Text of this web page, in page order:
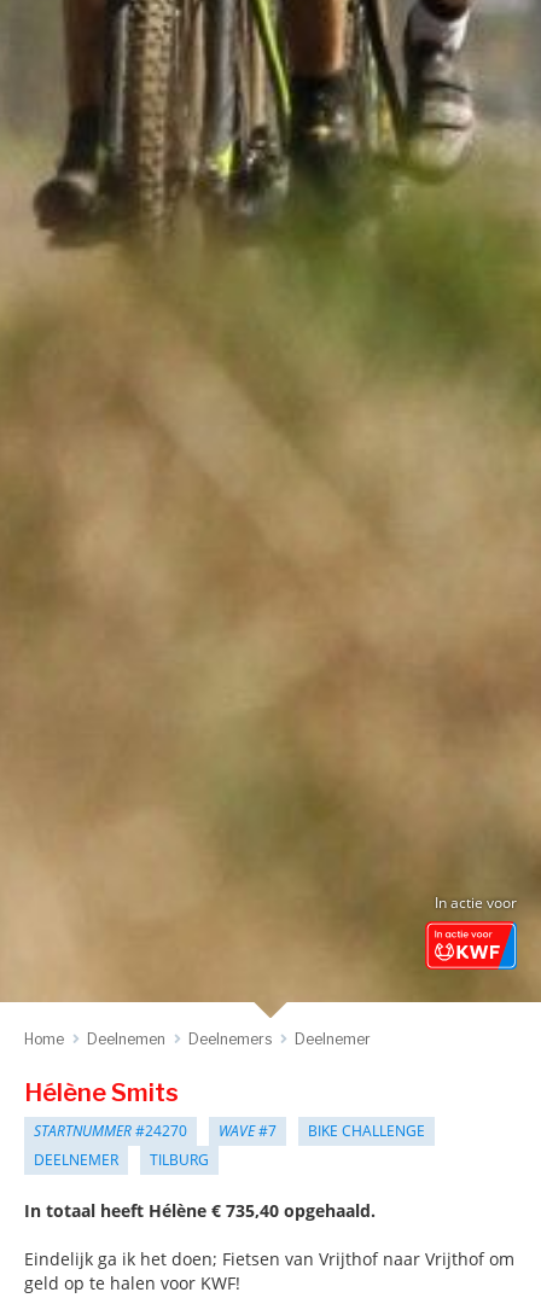
In actie voor
Home Deelnemen Deelnemers Deelnemer
Hélène Smits
STARTNUMMER#24270 WAVE#7
BIKE CHALLENGE
DEELNEMER
TILBURG
In totaal heeft Hélène € 735,40 opgehaald.
Eindelijk ga ik het doen; Fietsen van Vrijthof naar Vrijthof om
geld op te halen voor KWF!